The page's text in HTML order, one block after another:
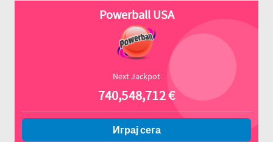
Powerball USA
Next Jackpot
740,548,712€
Играј сега